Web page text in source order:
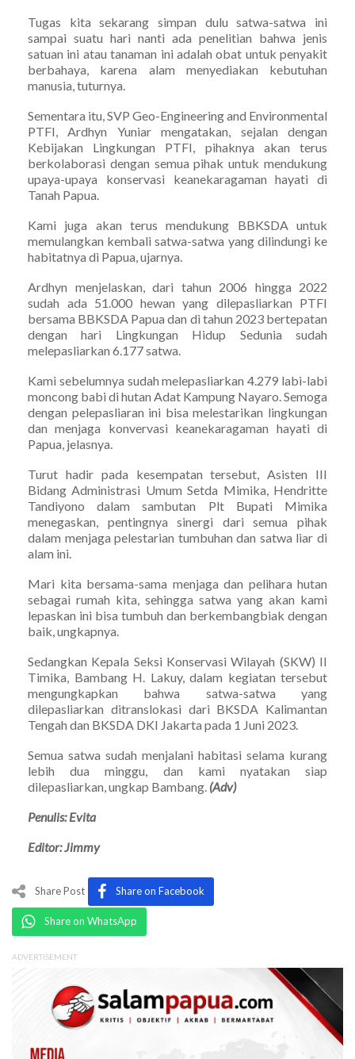
Tugas kita sekarang simpan dulu satwa-satwa ini
sampai suatu hari nanti ada penelitian bahwa jenis
satuan ini atau tanaman ini adalah obat untuk penyakit
berbahaya, karena alam menyediakan kebutuhan
manusia, tuturnya.
Sementara itu, SVP Geo-Engineering and Environmental
PTFI, Ardhyn Yuniar mengatakan, sejalan dengan
Kebijakan Lingkungan PTFI, pihaknya akan terus
berkolaborasi dengan semua pihak untuk mendukung
upaya-upaya konservasi keanekaragaman hayati di
Tanah Papua.
Kami juga akan terus mendukung BBKSDA untuk
memulangkan kembali satwa-satwa yang dilindungi ke
habitatnya di Papua, ujarnya.
Ardhyn menjelaskan, dari tahun 2006 hingga 2022
sudah ada 51.000 hewan yang dilepasliarkan PTFI
bersama BBKSDA Papua dan di tahun 2023 bertepatan
dengan hari Lingkungan Hidup Sedunia sudah
melepasliarkan 6.177 satwa.
Kami sebelumnya sudah melepasliarkan 4.279 labi-labi
moncong babi di hutan Adat Kampung Nayaro. Semoga
dengan pelepasliaran ini bisa melestarikan lingkungan
dan menjaga konvervasi keanekaragaman hayati di
Papua, jelasnya.
Turut hadir pada kesempatan tersebut, Asisten III
Bidang Administrasi Umum Setda Mimika, Hendritte
Tandiyono dalam sambutan Plt Bupati Mimika
menegaskan, pentingnya sinergi dari semua pihak
dalam menjaga pelestarian tumbuhan dan satwa liar di
alam ini.
Mari kita bersama-sama menjaga dan pelihara hutan
sebagai rumah kita, sehingga satwa yang akan kami
lepaskan ini bisa tumbuh dan berkembangbiak dengan
baik, ungkapnya.
Sedangkan Kepala Seksi Konservasi Wilayah (SKW) II
Timika, Bambang H. Lakuy, dalam kegiatan tersebut
mengungkapkan bahwa satwa-satwa yang
dilepasliarkan ditranslokasi dari BKSDA Kalimantan
Tengah dan BKSDA DKI Jakarta pada 1 Juni 2023.
Semua satwa sudah menjalani habitasi selama kurang
lebih dua minggu, dan kami nyatakan siap
dilepasliarkan, ungkap Bambang. (Adv)
Penulis: Evita
Editor: Jimmy
Share Post Share on Facebook
Share on WhatsApp
ADVERTISEMENT